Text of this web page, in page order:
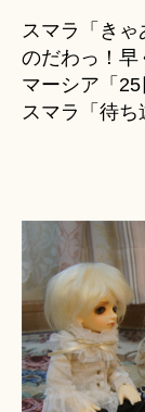
スマラ「き
のだわっ！早
マーシア「25
スマラ「待